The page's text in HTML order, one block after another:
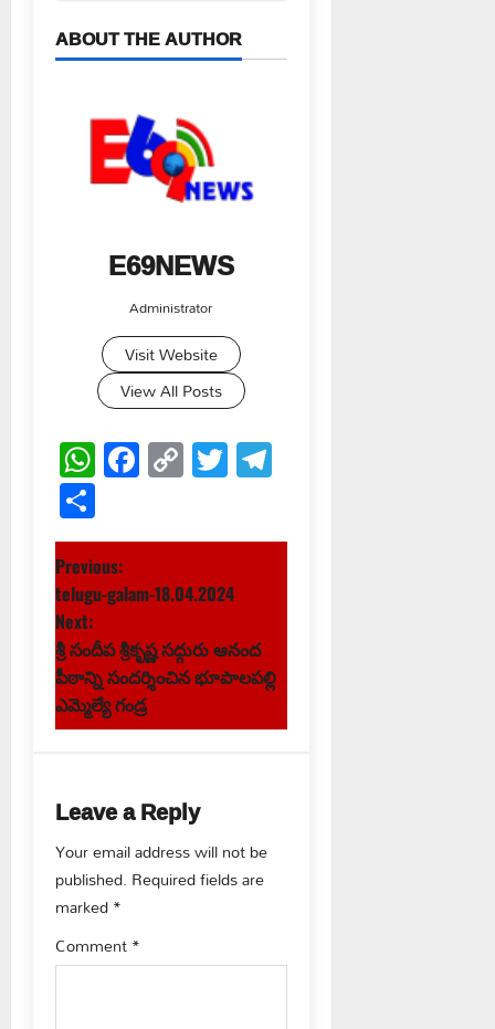
ABOUT THE AUTHOR
E69NEWS
Administrator
Visit Website
View All Posts
WhatsApp
Facebook
Copy
Link
Twitter
P
o
s
t
a
v
i
g
Previous:
telugu-galam-18.04.2024
Next:
శ్రీ సందీప శ్రీకృష్ణ సద్గురు ఆనంద
పీఠాన్ని సందర్శించిన భూపాలపల్లి
ఎమ్మెల్యే గండ్ర
Leave a Reply
Your email address will not be
published. Required fields are
marked*
Comment*